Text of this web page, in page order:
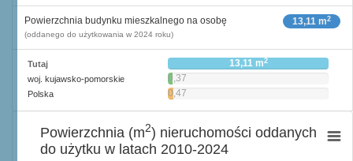
13,11 m2
Powierzchnia budynku mieszkalnego na osobę
(oddanego do użytkowania w 2024 roku)
Tutaj 13,11 m2
woj. kujawsko-pomorskie
0,37
m2
Polska
0,47
Powierzchnia (m2) nieruchomości oddanych
do użytku w latach 2010-2024